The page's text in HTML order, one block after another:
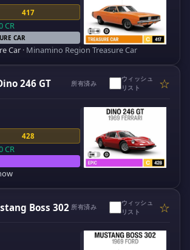
417
CR
CAR
Car · Minamino Region Treasure Car
246 GT 所有済み
ウィッシュ
リスト
☆
428
CR
Boss 302 所有済み
ウィッシュ
リスト
☆